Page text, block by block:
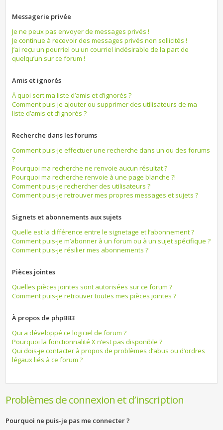
Messagerie privée
Je ne peux pas envoyer de messages privés !
Je continue à recevoir des messages privés non sollicités !
J’ai reçu un pourriel ou un courriel indésirable de la part de
quelqu’un sur ce forum !
Amis et ignorés
À quoi sert ma liste d’amis et d’ignorés ?
Comment puis-je ajouter ou supprimer des utilisateurs de ma
liste d’amis et d’ignorés ?
Recherche dans les forums
Comment puis-je effectuer une recherche dans un ou des forums
?
Pourquoi ma recherche ne renvoie aucun résultat ?
Pourquoi ma recherche renvoie à une page blanche ?!
Comment puis-je rechercher des utilisateurs ?
Comment puis-je retrouver mes propres messages et sujets ?
Signets et abonnements aux sujets
Quelle est la différence entre le signetage et l’abonnement ?
Comment puis-je m’abonner à un forum ou à un sujet spécifique ?
Comment puis-je résilier mes abonnements ?
Pièces jointes
Quelles pièces jointes sont autorisées sur ce forum ?
Comment puis-je retrouver toutes mes pièces jointes ?
À propos de phpBB3
Qui a développé ce logiciel de forum ?
Pourquoi la fonctionnalité X n’est pas disponible ?
Qui dois-je contacter à propos de problèmes d’abus ou d’ordres
légaux liés à ce forum ?
Problèmes de connexion et d’inscription
Pourquoi ne puis-je pas me connecter ?